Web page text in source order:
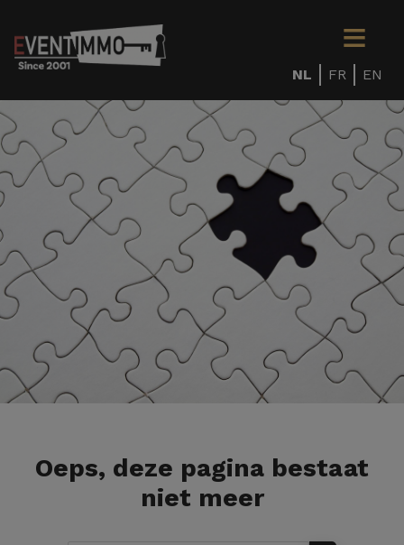
NL FR EN
Oeps, deze pagina bestaat
niet meer